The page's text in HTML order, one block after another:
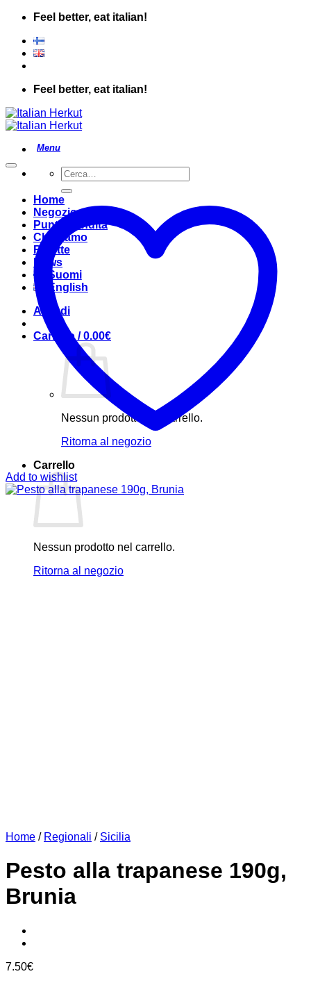
Salta
contenuti
Feel better, eat italian!
Feel better, eat italian!
Cerca:
Home
Negozio
Punto Vendita
Chi Siamo
Ricette
News
Suomi
English
Accedi
Carrello /0.00€
Nessun prodotto nel carrello.
Ritorna al negozio
Carrello
Nessun prodotto nel carrello.
Ritorna al negozio
Add to wishlist
Home / Regionali / Sicilia
Pesto alla trapanese 190g,
Brunia
7.50€